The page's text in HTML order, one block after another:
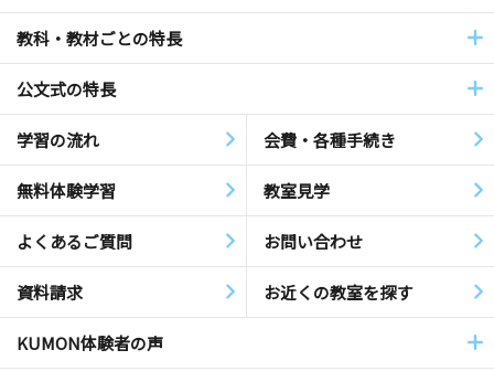
教科・教材ごとの特長
公文式の特長
学習の流れ 会費・各種手続き
無料体験学習 教室見学
よくあるご質問 お問い合わせ
資料請求 お近くの教室を探す
KUMON体験者の声